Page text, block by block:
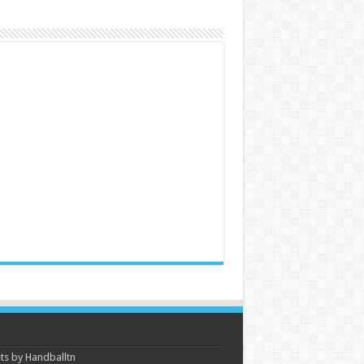
by Handballtn